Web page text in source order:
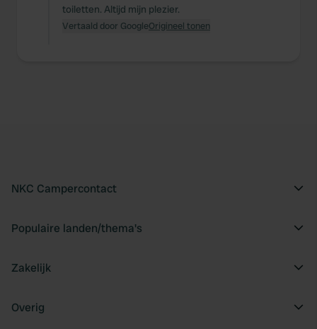
toiletten. Altijd mijn plezier.
Vertaald door GoogleOrigineel tonen
NKC Campercontact
Populaire landen/thema's
Zakelijk
Overig